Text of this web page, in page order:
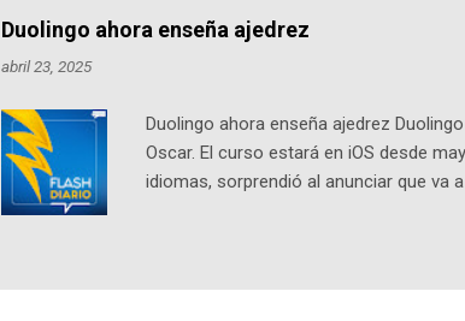
Notas del episodio: -La colección
pueden consultar en la Biblioteca Luis
Duolingo ahora enseña ajedrez
abril 23, 2025
Duolingo ahora enseña ajedrez
Oscar. El curso estará en iOS desde
idiomas, sorprendió al anunciar que va
personajes simpáticos y ayudas